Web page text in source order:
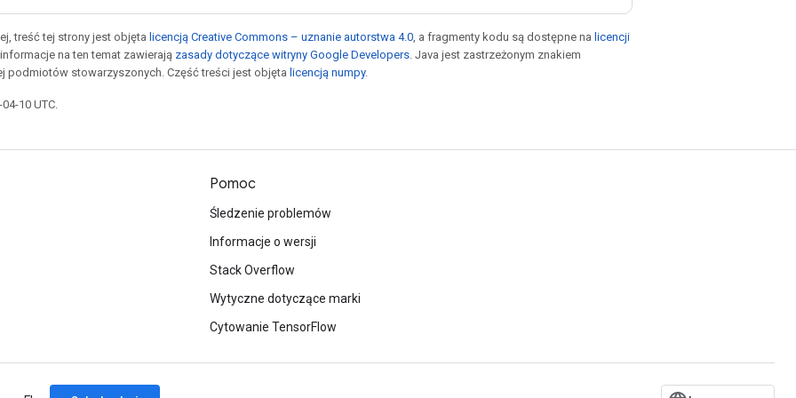
treść tej strony jest objęta licencją Creative Commons – uznanie autorstwa 4.0 , a fragmenty kodu są dostępne na licencji
informacje na ten temat zawierają zasady dotyczące witryny Google Developers . Java jest zastrzeżonym znakiem
podmiotów stowarzyszonych. Część treści jest objęta licencją numpy.
10 UTC.
Pomoc
Śledzenie problemów
Informacje o wersji
Stack Overflow
Wytyczne dotyczące marki
Cytowanie TensorFlow